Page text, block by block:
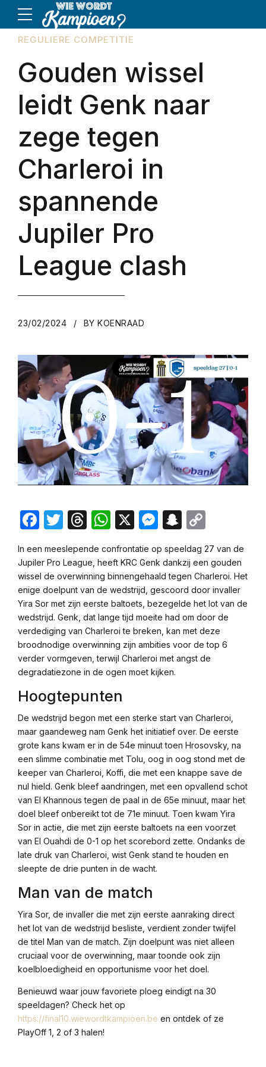
REGULIERE COMPETITIE
Gouden wissel
leidt Genk naar
zege tegen
Charleroi in
spannende
Jupiler Pro
League clash
23/02/2024 BY KOENRAAD
Facebook
Twitter
Threads
WhatsApp
X Messenger
Snapchat
In een meeslepende confrontatie op speeldag 27 van de
Jupiler Pro League, heeft KRC Genk dankzij een gouden
wissel de overwinning binnengehaald tegen Charleroi. Het
enige doelpunt van de wedstrijd, gescoord door invaller
Yira Sor met zijn eerste baltoets, bezegelde het lot van de
wedstrijd. Genk, dat lange tijd moeite had om door de
verdediging van Charleroi te breken, kan met deze
broodnodige overwinning zijn ambities voor de top 6
verder vormgeven, terwijl Charleroi met angst de
degradatiezone in de ogen moet kijken.
Hoogtepunten
De wedstrijd begon met een sterke start van Charleroi,
maar gaandeweg nam Genk het initiatief over. De eerste
grote kans kwam er in de 54e minuut toen Hrosovsky, na
een slimme combinatie met Tolu, oog in oog stond met de
keeper van Charleroi, Koffi, die met een knappe save de
nul hield. Genk bleef aandringen, met een opvallend schot
van El Khannous tegen de paal in de 65e minuut, maar het
doel bleef onbereikt tot de 71e minuut. Toen kwam Yira
Sor in actie, die met zijn eerste baltoets na een voorzet
van El Ouahdi de 0-1 op het scorebord zette. Ondanks de
late druk van Charleroi, wist Genk stand te houden en
sleepte de drie punten in de wacht.
Man van de match
Yira Sor, de invaller die met zijn eerste aanraking direct
het lot van de wedstrijd besliste, verdient zonder twijfel
de titel Man van de match. Zijn doelpunt was niet alleen
cruciaal voor de overwinning, maar toonde ook zijn
koelbloedigheid en opportunisme voor het doel.
Benieuwd waar jouw favoriete ploeg eindigt na 30
speeldagen? Check het op
https://final10.wiewordtkampioen.be en ontdek of ze
PlayOff 1, 2 of 3 halen!